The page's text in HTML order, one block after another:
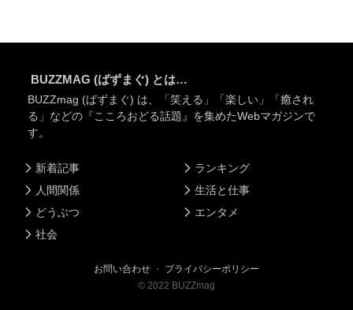
BUZZMAG (ばずまぐ) とは…
BUZZmag (ばずまぐ) は、「笑える」「楽しい」「癒され
る」などの『こころおどる話題』を集めたWebマガジンで
す。
新着記事
人間関係
どうぶつ
社会
ランキング
生活と仕事
エンタメ
お問い合わせ ・ プライバシーポリシー
© 2022 BUZZmag